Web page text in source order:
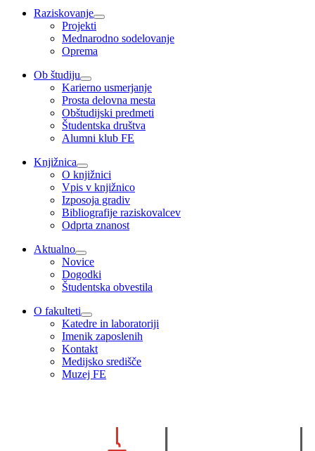
Raziskovanje
Projekti
Mednarodno sodelovanje
Oprema
Ob študiju
Karierno usmerjanje
Prosta delovna mesta
Obštudijski predmeti
Študentska društva
Alumni klub FE
Knjižnica
O knjižnici
Vpis v knjižnico
Izposoja gradiv
Bibliografije raziskovalcev
Odprta znanost
Aktualno
Novice
Dogodki
Študentska obvestila
O fakulteti
Katedre in laboratoriji
Imenik zaposlenih
Kontakt
Medijsko središče
Muzej FE